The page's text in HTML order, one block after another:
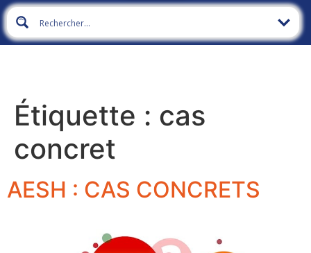
Étiquette : cas
concret
AESH : CAS CONCRETS